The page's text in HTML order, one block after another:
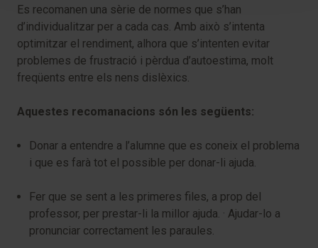
Es recomanen una sèrie de normes que s’han
d’individualitzar per a cada cas. Amb això s’intenta
optimitzar el rendiment, alhora que s’intenten evitar
problemes de frustració i pèrdua d’autoestima, molt
freqüents entre els nens dislèxics.
Aquestes recomanacions són les següents:
Donar a entendre a l’alumne que es coneix el problema
i que es farà tot el possible per donar-li ajuda.
Fer que se sent a les primeres files, a prop del
professor, per prestar-li la millor ajuda. · Ajudar-lo a
pronunciar correctament les paraules.